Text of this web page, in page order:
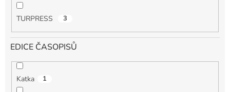
TURPRESS 3
EDICE ČASOPISŮ
Katka 1